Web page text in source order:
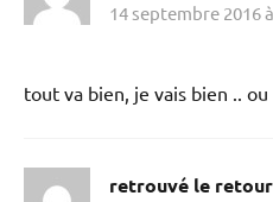
14 septembre 2016
tout va bien, je vais bien ..
retrouvé le retour